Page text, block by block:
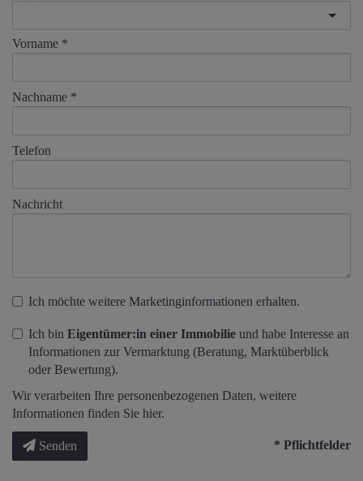
Vorname
Nachname
Telefon
Nachricht
Ich möchte weitere Marketinginformationen erhalten.
Ich bin Eigentümer:in einer Immobilie und habe Interesse an
Informationen zur Vermarktung (Beratung, Marktüberblick
oder Bewertung).
Wir verarbeiten Ihre personenbezogenen Daten, weitere
Informationen finden Sie hier.
Senden * Pflichtfelder